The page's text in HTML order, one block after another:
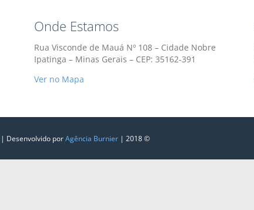
Onde Estamos
Rua Visconde de Mauá Nº 108 – Cidade Nobre
Ipatinga – Minas Gerais – CEP: 35162-391
Ver no Mapa
Desenvolvido porAgência Burnier | 2018 ©‎